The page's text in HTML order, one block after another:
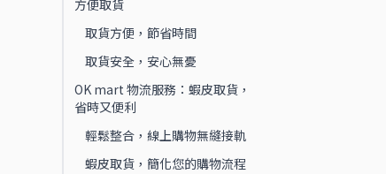
方便取貨
取貨方便，節省時間
取貨安全，安心無憂
OK mart 物流服務：蝦皮取貨，
省時又便利
輕鬆整合，線上購物無縫接軌
蝦皮取貨，簡化您的購物流程